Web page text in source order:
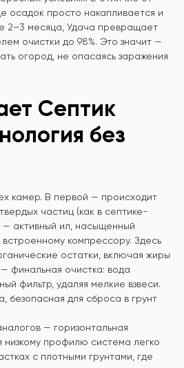
осадок просто накапливается и
2–3 месяца, Удача превращает
очистки до 98%. Это значит —
огород, не опасаясь заражения
Септик
без
камер. В первой — происходит
частиц (как в септике-
— активный ил, насыщенный
компрессору. Здесь
остатки, включая жиры
финальная очистка: вода
фильтр, удаляя мелкие взвеси.
безопасная для сброса в грунт
— горизонтальная
низкому профилю система легко
с плотными грунтами, где